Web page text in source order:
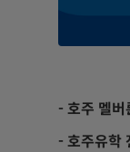
- 호주 멜
- 호주유학